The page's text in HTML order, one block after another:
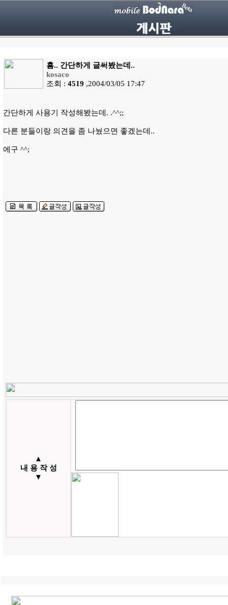
흠.. 간단하게 글써봤는데..
kosaco
조회 : 4519 ,2004/03/05 17:47
간단하게 사용기 작성해봤는데. .^^;;
다른 분들이랑 의견을 좀 나눴으면 좋겠는데..
에구 ^^;
▲
내 용 작 성
▼